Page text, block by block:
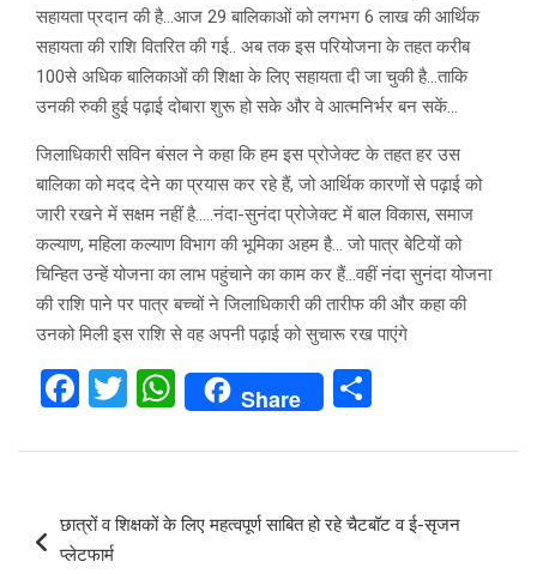
सहायता प्रदान की है…आज 29 बालिकाओं को लगभग 6 लाख की आर्थिक
सहायता की राशि वितरित की गई.. अब तक इस परियोजना के तहत करीब
100से अधिक बालिकाओं की शिक्षा के लिए सहायता दी जा चुकी है…ताकि
उनकी रुकी हुई पढ़ाई दोबारा शुरू हो सके और वे आत्मनिर्भर बन सकें…
जिलाधिकारी सविन बंसल ने कहा कि हम इस प्रोजेक्ट के तहत हर उस
बालिका को मदद देने का प्रयास कर रहे हैं, जो आर्थिक कारणों से पढ़ाई को
जारी रखने में सक्षम नहीं है…..नंदा-सुनंदा प्रोजेक्ट में बाल विकास, समाज
कल्याण, महिला कल्याण विभाग की भूमिका अहम है… जो पात्र बेटियों को
चिन्हित उन्हें योजना का लाभ पहुंचाने का काम कर हैं…वहीं नंदा सुनंदा योजना
की राशि पाने पर पात्र बच्चों ने जिलाधिकारी की तारीफ की और कहा की
उनको मिली इस राशि से वह अपनी पढ़ाई को सुचारू रख पाएंगे
F
ce
b
o
T
tt
er
W
h
at
s
A
Share
ar
e
navigation
छात्रों व शिक्षकों के लिए महत्वपूर्ण साबित हो रहे चैटबॉट व ई-सृजन
प्लेटफार्म